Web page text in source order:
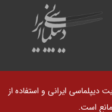
ایرانی و استفاده از
مانع است.